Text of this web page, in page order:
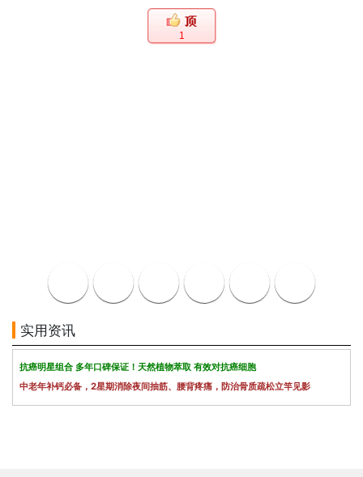
1
实用资讯
抗癌明星组合 多年口碑保证！天然植物萃取 有效对抗癌细胞
中老年补钙必备，2星期消除夜间抽筋、腰背疼痛，防治骨质疏松立竿见影